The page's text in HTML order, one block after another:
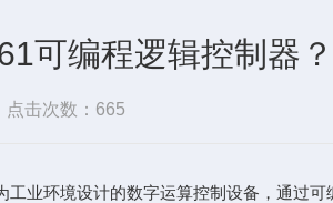
可编程逻辑控制器
点击次数：665
环境设计的数字运算控制设备，通过可